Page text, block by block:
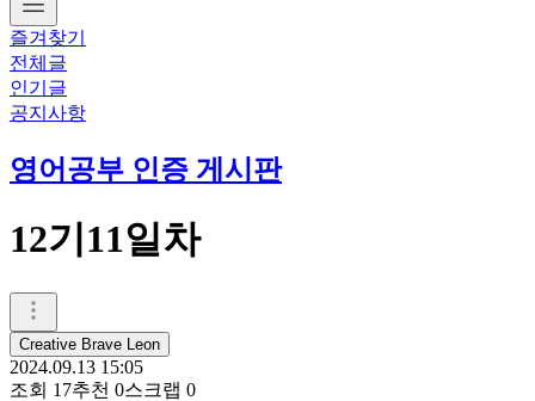
즐겨찾기
전체글
인기글
공지사항
영어공부 인증 게시판
12기11일차
Creative Brave Leon
2024.09.13 15:05
조회 17추천 0스크랩 0